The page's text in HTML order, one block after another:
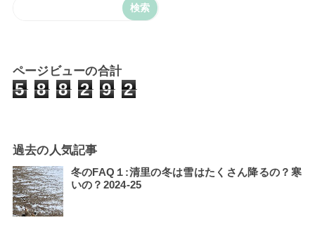
ページビューの合計
5 8 8 2 9 2
過去の人気記事
冬のFAQ１:清里の冬は雪はたくさん降るの？寒
いの？2024-25